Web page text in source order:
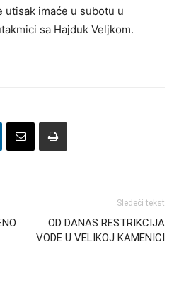
utisak imaće u subotu u
sa Hajduk Veljkom.
Sledeći tekst
OD DANAS RESTRIKCIJA
VODE U VELIKOJ KAMENICI